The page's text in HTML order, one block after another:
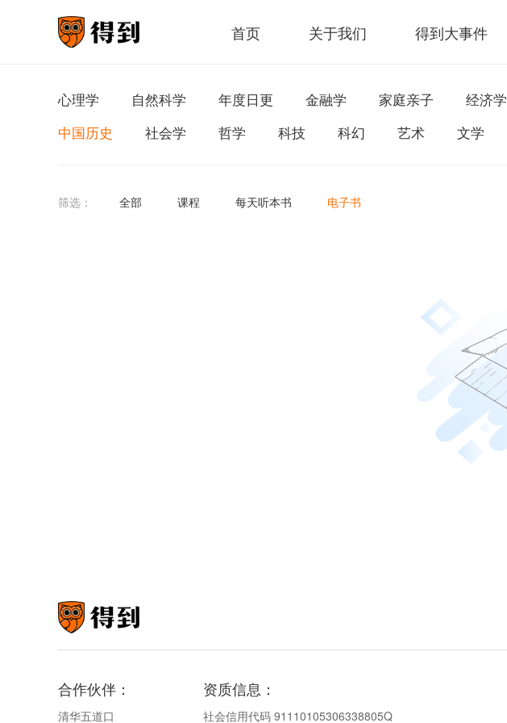
首页 关于我们 得到大事件
心理学 自然科学 年度日更 金融学 家庭亲子 经济学
中国历史
社会学 哲学 科技 科幻 艺术 文学
筛选： 全部 课程 每天听本书 电子书
合作伙伴：
清华五道口
资质信息：
社会信用代码 91110105306338805Q